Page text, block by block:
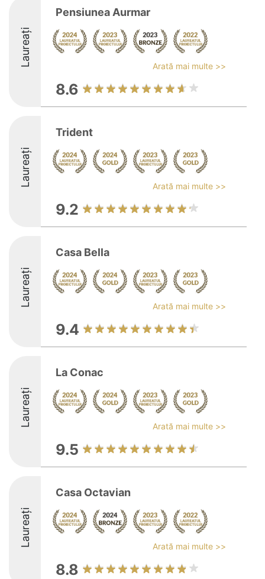
Laureați
Pensiunea Aurmar
Arată mai multe >>
8.6
Laureați
Trident
Arată mai multe >>
9.2
Laureați
Casa Bella
Arată mai multe >>
9.4
Laureați
La Conac
Arată mai multe >>
9.5
Laureați
Casa Octavian
Arată mai multe >>
8.8